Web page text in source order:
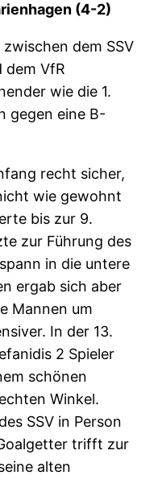
(4-2)
dem SSV
dem VfR
wie die 1.
gegen eine B-
recht sicher,
wie gewohnt
bis zur 9.
zur Führung des
in die untere
ergab sich aber
Mannen um
In der 13.
2 Spieler
schönen
Winkel.
SSV in Person
trifft zur
alten